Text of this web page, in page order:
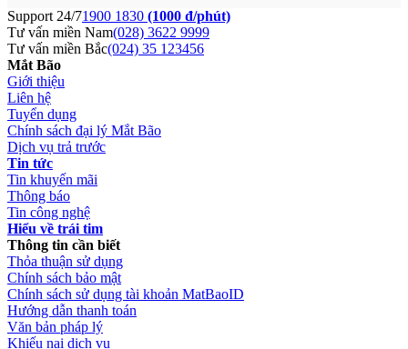
Support 24/71900 1830 (1000 đ/phút)
Tư vấn miền Nam(028) 3622 9999
Tư vấn miền Bắc(024) 35 123456
Mắt Bão
Giới thiệu
Liên hệ
Tuyển dụng
Chính sách đại lý Mắt Bão
Dịch vụ trả trước
Tin tức
Tin khuyến mãi
Thông báo
Tin công nghệ
Hiểu về trái tim
Thông tin cần biết
Thỏa thuận sử dụng
Chính sách bảo mật
Chính sách sử dụng tài khoản MatBaoID
Hướng dẫn thanh toán
Văn bản pháp lý
Khiếu nại dịch vụ